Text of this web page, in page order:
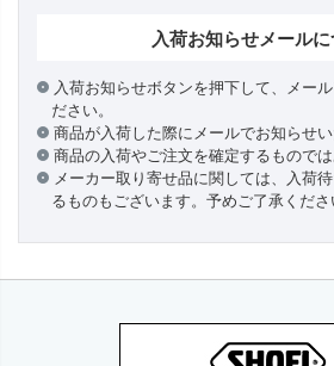
入荷お知らせメール
入荷お知らせボタンを押下して、メー
ださい。
商品が入荷した際にメールでお知らせい
商品の入荷やご注文を確定するものでは
メーカー取り寄せ品に関しては、入荷
るものもございます。予めご了承くださ